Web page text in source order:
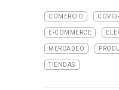
COMERCIO
E-COMMERCE
MERCADEO
TIENDAS